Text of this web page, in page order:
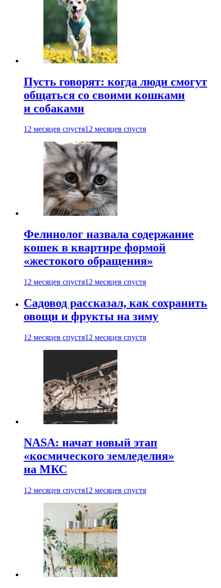
Пусть говорят: когда люди смогут
общаться со своими кошками
и собаками
12 месяцев спустя12 месяцев спустя
Фелинолог назвала содержание
кошек в квартире формой
«жестокого обращения»
12 месяцев спустя12 месяцев спустя
Садовод рассказал, как сохранить
овощи и фрукты на зиму
12 месяцев спустя12 месяцев спустя
NASA: начат новый этап
«космического земледелия»
на МКС
12 месяцев спустя12 месяцев спустя